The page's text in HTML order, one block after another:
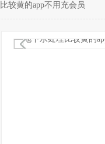
较黄的app不用充会员